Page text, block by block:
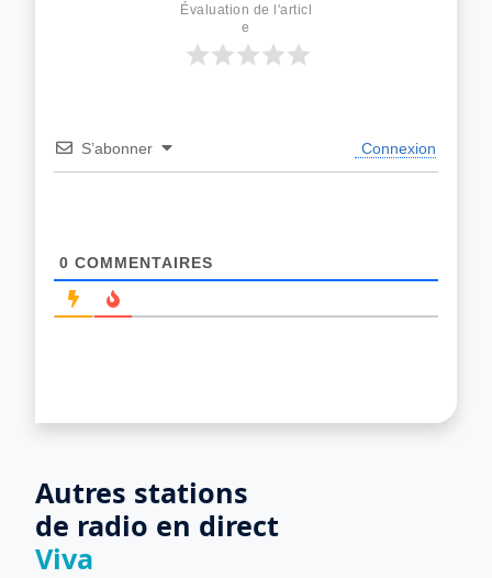
Évaluation de l'articl
e
S’abonner Connexion
0 COMMENTAIRES
Autres stations
de radio en direct
Viva